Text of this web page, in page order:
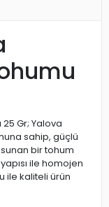
Gr; Yalova
sahip, güçlü
bir tohum
ile homojen
ile kaliteli ürün